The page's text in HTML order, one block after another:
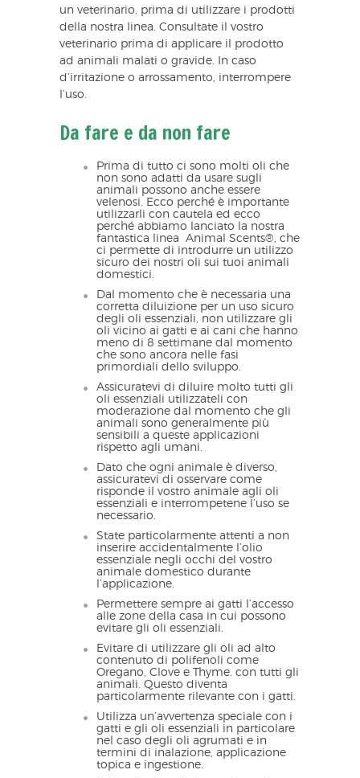
un veterinario, prima di utilizzare i prodotti
della nostra linea. Consultate il vostro
veterinario prima di applicare il prodotto
ad animali malati o gravide. In caso
d’irritazione o arrossamento, interrompere
l’uso.
Da fare e da non fare
Prima di tutto ci sono molti oli che
non sono adatti da usare sugli
animali possono anche essere
velenosi. Ecco perché è importante
utilizzarli con cautela ed ecco
perché abbiamo lanciato la nostra
fantastica linea Animal Scents®, che
ci permette di introdurre un utilizzo
sicuro dei nostri oli sui tuoi animali
domestici.
Dal momento che è necessaria una
corretta diluizione per un uso sicuro
degli oli essenziali, non utilizzare gli
oli vicino ai gatti e ai cani che hanno
meno di 8 settimane dal momento
che sono ancora nelle fasi
primordiali dello sviluppo.
Assicuratevi di diluire molto tutti gli
oli essenziali utilizzateli con
moderazione dal momento che gli
animali sono generalmente più
sensibili a queste applicazioni
rispetto agli umani.
Dato che ogni animale è diverso,
assicuratevi di osservare come
risponde il vostro animale agli oli
essenziali e interrompetene l’uso se
necessario.
State particolarmente attenti a non
inserire accidentalmente l’olio
essenziale negli occhi del vostro
animale domestico durante
l’applicazione.
Permettere sempre ai gatti l’accesso
alle zone della casa in cui possono
evitare gli oli essenziali.
Evitare di utilizzare gli oli ad alto
contenuto di polifenoli come
Oregano, Clove e Thyme. con tutti gli
animali. Questo diventa
particolarmente rilevante con i gatti.
Utilizza un’avvertenza speciale con i
gatti e gli oli essenziali in particolare
nel caso degli oli agrumati e in
termini di inalazione, applicazione
topica e ingestione.